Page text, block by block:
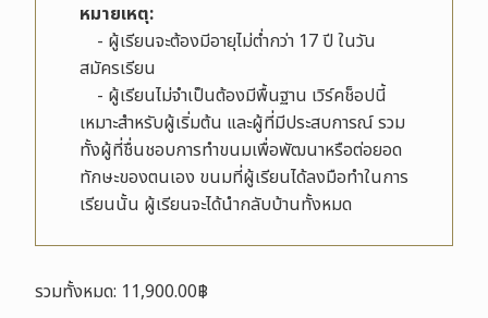
หมายเหตุ:
- ผู้เรียนจะต้องมีอายุไม่ต่ำกว่า 17 ปี ในวัน
สมัครเรียน
- ผู้เรียนไม่จำเป็นต้องมีพื้นฐาน เวิร์คช็อปนี้
เหมาะสำหรับผู้เริ่มต้น และผู้ที่มีประสบการณ์ รวม
ทั้งผู้ที่ชื่นชอบการทำขนมเพื่อพัฒนาหรือต่อยอด
ทักษะของตนเอง ขนมที่ผู้เรียนได้ลงมือทำในการ
เรียนนั้น ผู้เรียนจะได้นำกลับบ้านทั้งหมด
รวมทั้งหมด: 11,900.00฿